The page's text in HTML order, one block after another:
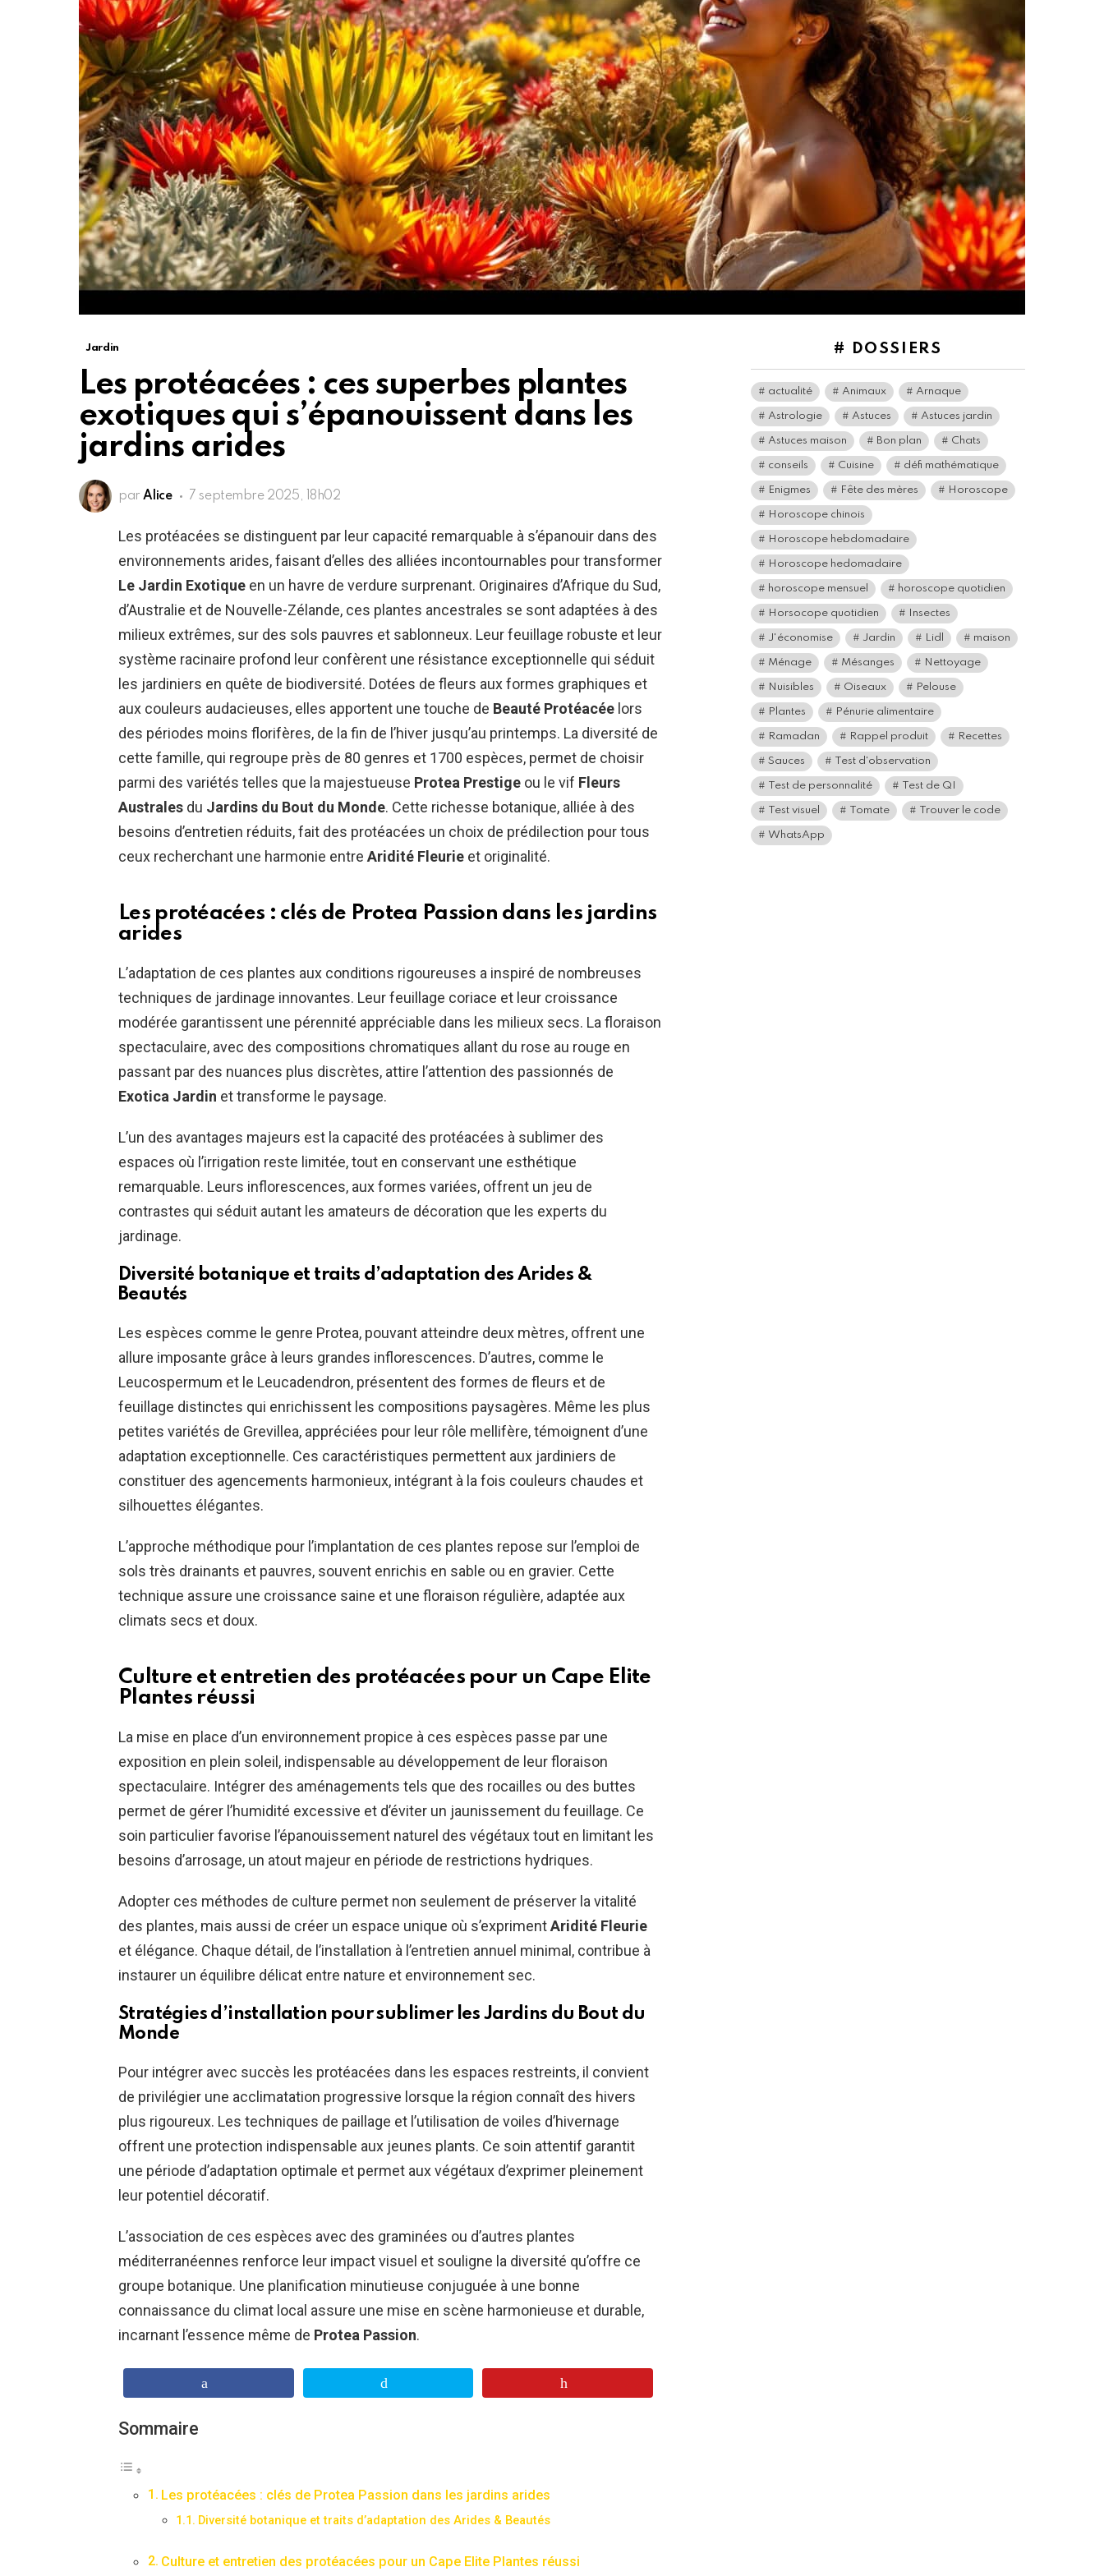
Jardin
Les protéacées : ces superbes plantes
exotiques qui s’épanouissent dans les
jardins arides
par Alice 7 septembre 2025, 18h02
Les protéacées se distinguent par leur capacité remarquable à s’épanouir dans des
environnements arides, faisant d’elles des alliées incontournables pour transformer
Le Jardin Exotique en un havre de verdure surprenant. Originaires d’Afrique du Sud,
d’Australie et de Nouvelle-Zélande, ces plantes ancestrales se sont adaptées à des
milieux extrêmes, sur des sols pauvres et sablonneux. Leur feuillage robuste et leur
système racinaire profond leur confèrent une résistance exceptionnelle qui séduit
les jardiniers en quête de biodiversité. Dotées de fleurs aux formes graphiques et
aux couleurs audacieuses, elles apportent une touche de Beauté Protéacée lors
des périodes moins florifères, de la fin de l’hiver jusqu’au printemps. La diversité de
cette famille, qui regroupe près de 80 genres et 1700 espèces, permet de choisir
parmi des variétés telles que la majestueuse Protea Prestige ou le vif Fleurs
Australes du Jardins du Bout du Monde. Cette richesse botanique, alliée à des
besoins d’entretien réduits, fait des protéacées un choix de prédilection pour tous
ceux recherchant une harmonie entre Aridité Fleurie et originalité.
Les protéacées : clés de Protea Passion dans les jardins
arides
L’adaptation de ces plantes aux conditions rigoureuses a inspiré de nombreuses
techniques de jardinage innovantes. Leur feuillage coriace et leur croissance
modérée garantissent une pérennité appréciable dans les milieux secs. La floraison
spectaculaire, avec des compositions chromatiques allant du rose au rouge en
passant par des nuances plus discrètes, attire l’attention des passionnés de
Exotica Jardin et transforme le paysage.
L’un des avantages majeurs est la capacité des protéacées à sublimer des
espaces où l’irrigation reste limitée, tout en conservant une esthétique
remarquable. Leurs inflorescences, aux formes variées, offrent un jeu de
contrastes qui séduit autant les amateurs de décoration que les experts du
jardinage.
Diversité botanique et traits d’adaptation des Arides &
Beautés
Les espèces comme le genre Protea, pouvant atteindre deux mètres, offrent une
allure imposante grâce à leurs grandes inflorescences. D’autres, comme le
Leucospermum et le Leucadendron, présentent des formes de fleurs et de
feuillage distinctes qui enrichissent les compositions paysagères. Même les plus
petites variétés de Grevillea, appréciées pour leur rôle mellifère, témoignent d’une
adaptation exceptionnelle. Ces caractéristiques permettent aux jardiniers de
constituer des agencements harmonieux, intégrant à la fois couleurs chaudes et
silhouettes élégantes.
L’approche méthodique pour l’implantation de ces plantes repose sur l’emploi de
sols très drainants et pauvres, souvent enrichis en sable ou en gravier. Cette
technique assure une croissance saine et une floraison régulière, adaptée aux
climats secs et doux.
Culture et entretien des protéacées pour un Cape Elite
Plantes réussi
La mise en place d’un environnement propice à ces espèces passe par une
exposition en plein soleil, indispensable au développement de leur floraison
spectaculaire. Intégrer des aménagements tels que des rocailles ou des buttes
permet de gérer l’humidité excessive et d’éviter un jaunissement du feuillage. Ce
soin particulier favorise l’épanouissement naturel des végétaux tout en limitant les
besoins d’arrosage, un atout majeur en période de restrictions hydriques.
Adopter ces méthodes de culture permet non seulement de préserver la vitalité
des plantes, mais aussi de créer un espace unique où s’exprimentAridité Fleurie
et élégance. Chaque détail, de l’installation à l’entretien annuel minimal, contribue à
instaurer un équilibre délicat entre nature et environnement sec.
Stratégies d’installation pour sublimer les Jardins du Bout du
Monde
Pour intégrer avec succès les protéacées dans les espaces restreints, il convient
de privilégier une acclimatation progressive lorsque la région connaît des hivers
plus rigoureux. Les techniques de paillage et l’utilisation de voiles d’hivernage
offrent une protection indispensable aux jeunes plants. Ce soin attentif garantit
une période d’adaptation optimale et permet aux végétaux d’exprimer pleinement
leur potentiel décoratif.
L’association de ces espèces avec des graminées ou d’autres plantes
méditerranéennes renforce leur impact visuel et souligne la diversité qu’offre ce
groupe botanique. Une planification minutieuse conjuguée à une bonne
connaissance du climat local assure une mise en scène harmonieuse et durable,
incarnant l’essence même de Protea Passion.
Sommaire
Les protéacées : clés de Protea Passion dans les jardins arides
Diversité botanique et traits d’adaptation des Arides & Beautés
Culture et entretien des protéacées pour un Cape Elite Plantes réussi
# DOSSIERS
actualité Animaux Arnaque
Astrologie Astuces Astuces jardin
Astuces maison Bon plan Chats
conseils Cuisine défi mathématique
Enigmes Fête des mères Horoscope
Horoscope chinois
Horoscope hebdomadaire
Horoscope hedomadaire
horoscope mensuel horoscope quotidien
Horsocope quotidien Insectes
J'économise Jardin Lidl maison
Ménage Mésanges Nettoyage
Nuisibles Oiseaux Pelouse
Plantes Pénurie alimentaire
Ramadan Rappel produit Recettes
Sauces Test d'observation
Test de personnalité Test de QI
Test visuel Tomate Trouver le code
WhatsApp